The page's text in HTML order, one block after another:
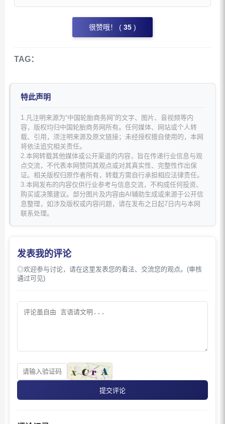
很赞哦！ ( 35 )
TAG：
特此声明
1.凡注明来源为“中国轮胎商务网”的文字、图片、音视频等内
容，版权均归中国轮胎商务网所有。任何媒体、网站或个人转
载、引用，须注明来源及原文链接；未经授权擅自使用的，本网
将依法追究相关责任。
2.本网转载其他媒体或公开渠道的内容，旨在传递行业信息与观
点交流，不代表本网赞同其观点或对其真实性、完整性作出保
证。相关版权归原作者所有，转载方需自行承担相应法律责任。
3.本网发布的内容仅供行业参考与信息交流，不构成任何投资、
购买或决策建议。部分图片及内容由AI辅助生成或来源于公开信
息整理，如涉及版权或内容问题，请在发布之日起7日内与本网
联系处理。
发表我的评论
◎欢迎参与讨论，请在这里发表您的看法、交流您的观点。(审核
通过可见)
提交评论